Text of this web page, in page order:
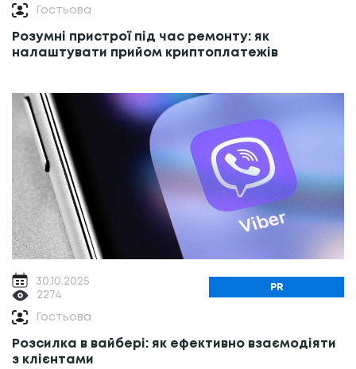
Гостьова
Розумні пристрої під час ремонту: як
налаштувати прийом криптоплатежів
30.10.2025
2274
PR
Гостьова
Розсилка в вайбері: як ефективно взаємодіяти
з клієнтами